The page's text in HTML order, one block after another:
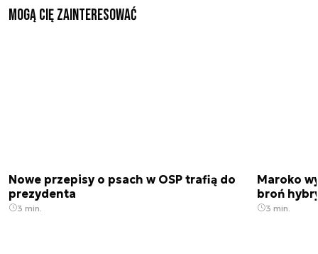
Mogą Cię zainteresować
Nowe przepisy o psach w OSP trafią do
prezydenta
3 min.
Maroko
broń
3 min.